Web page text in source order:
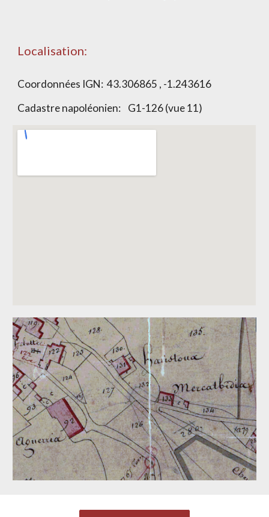
Localisation:
Coordonnées IGN: 43.306865 , -1.243616
Cadastre napoléonien: G1-126 (vue 11)